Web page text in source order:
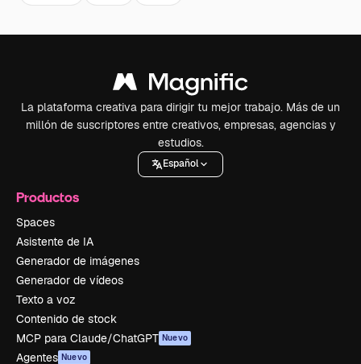
La plataforma creativa para dirigir tu mejor trabajo. Más de un
millón de suscriptores entre creativos, empresas, agencias y
estudios.
Español
Productos
Spaces
Asistente de IA
Generador de imágenes
Generador de vídeos
Texto a voz
Contenido de stock
MCP para Claude/ChatGPT Nuevo
Agentes Nuevo